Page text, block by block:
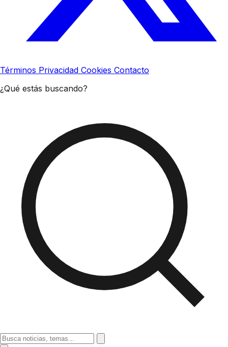
Términos Privacidad Cookies Contacto
¿Qué estás buscando?